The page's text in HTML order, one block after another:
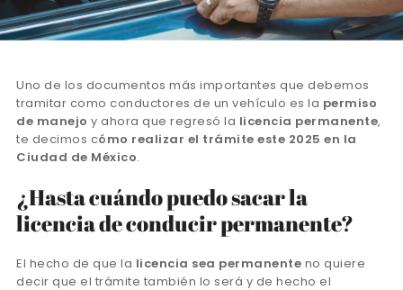
Uno de los documentos más importantes que debemos
tramitar como conductores de un vehículo es la permiso
de manejo y ahora que regresó la licencia permanente,
te decimos cómo realizar el trámite este 2025 en la
Ciudad de México.
¿Hasta cuándo puedo sacar la
licencia de conducir permanente?
El hecho de que la licencia sea permanente no quiere
decir que el trámite también lo será y de hecho el